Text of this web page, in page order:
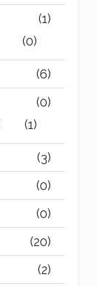
(1)
(0)
(6)
(0)
(1)
(3)
(0)
(0)
(20)
(2)